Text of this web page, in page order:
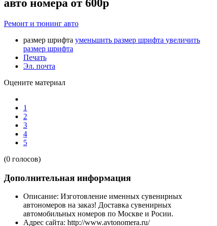
авто номера от 600р
Ремонт и тюнинг авто
размер шрифта уменьшить размер шрифта увеличить
размер шрифта
Печать
Эл. почта
Оцените материал
1
2
3
4
5
(0 голосов)
Дополнительная информация
Описание: Изготовление именных сувенирных
автономеров на заказ! Доставка сувенирных
автомобильных номеров по Москве и Росии.
Адрес сайта: http://www.avtonomera.ru/